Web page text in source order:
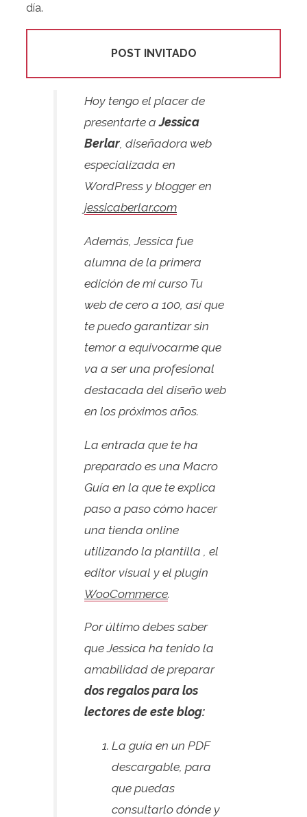
día.
POST INVITADO
Hoy tengo el placer de
presentarte aJessica
Berlar, diseñadora web
especializada en
WordPress y blogger en
jessicaberlar.com
Además, Jessica fue
alumna de la primera
edición de mi curso Tu
web de cero a 100, así que
te puedo garantizar sin
temor a equivocarme que
va a ser una profesional
destacada del diseño web
en los próximos años.
La entrada que te ha
preparado es una Macro
Guía en la que te explica
paso a paso cómo hacer
una tienda online
utilizando la plantilla , el
editor visual y el plugin
WooCommerce.
Por último debes saber
que Jessica ha tenido la
amabilidad de preparar
dos regalos para los
lectores de este blog:
La guía en un PDF
descargable, para
que puedas
consultarlo dónde y